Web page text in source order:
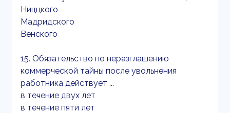
Ниццкого
Мадридского
Венского
15. Обязательство по неразглашению
коммерческой тайны после увольнения
работника действует ...
в течение двух лет
в течение пяти лет